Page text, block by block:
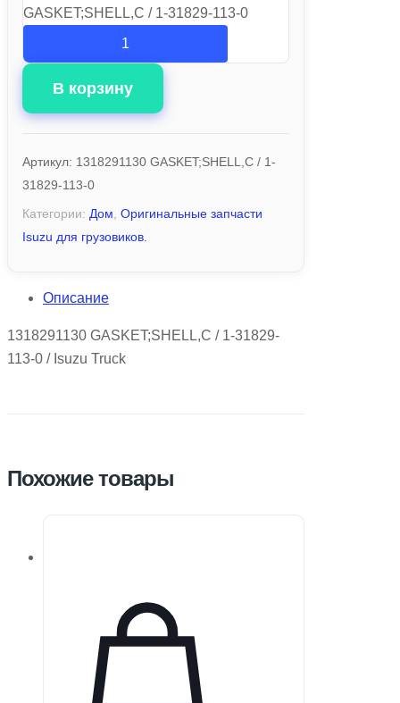
GASKET;SHELL,C / 1-31829-113-0
В корзину
Артикул: 1318291130 GASKET;SHELL,C / 1-
31829-113-0
Категории: Дом Оригинальные запчасти
Isuzu для грузовиков.
Описание
1318291130 GASKET;SHELL,C / 1-31829-
113-0 / Isuzu Truck
Похожие товары